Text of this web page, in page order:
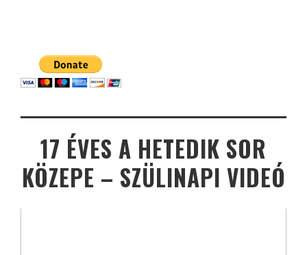
17 ÉVES A HETEDIK SOR
KÖZEPE – SZÜLINAPI VIDEÓ